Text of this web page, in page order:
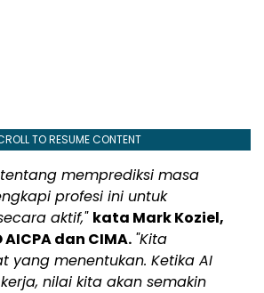
TO RESUME CONTENT
memprediksi masa
profesi ini untuk
aktif," kata Mark Koziel,
AICPA dan CIMA. "Kita
yang menentukan. Ketika AI
nilai kita akan semakin